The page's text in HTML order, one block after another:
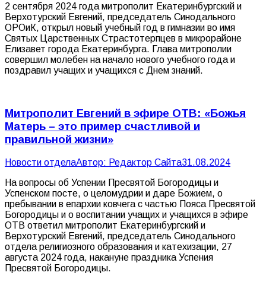
2 сентября 2024 года митрополит Екатеринбургский и
Верхотурский Евгений, председатель Синодального
ОРОиК, открыл новый учебный год в гимназии во имя
Святых Царственных Страстотерпцев в микрорайоне
Елизавет города Екатеринбурга. Глава митрополии
совершил молебен на начало нового учебного года и
поздравил учащих и учащихся с Днем знаний.
Митрополит Евгений в эфире ОТВ: «Божья
Матерь – это пример счастливой и
правильной жизни»
Новости отделаАвтор: Редактор Сайта31.08.2024
На вопросы об Успении Пресвятой Богородицы и
Успенском посте, о целомудрии и даре Божием, о
пребывании в епархии ковчега с частью Пояса Пресвятой
Богородицы и о воспитании учащих и учащихся в эфире
ОТВ ответил митрополит Екатеринбургский и
Верхотурский Евгений, председатель Синодального
отдела религиозного образования и катехизации, 27
августа 2024 года, накануне праздника Успения
Пресвятой Богородицы.